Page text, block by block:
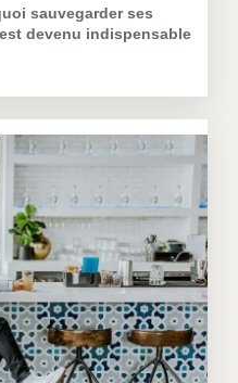
sauvegarder ses
devenu indispensable